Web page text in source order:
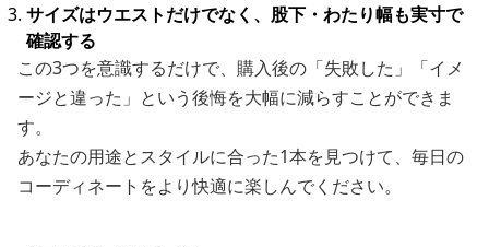
サイズはウエストだけでなく、股下・わたり幅も実寸で
確認する
この3つを意識するだけで、購入後の「失敗した」「イメ
ージと違った」という後悔を大幅に減らすことができま
す。
あなたの用途とスタイルに合った1本を見つけて、毎日の
コーディネートをより快適に楽しんでください。